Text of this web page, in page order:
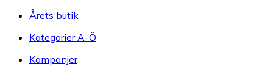
Årets butik
Kategorier A-Ö
Kampanjer